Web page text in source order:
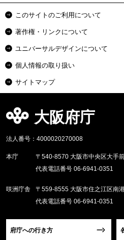
このサイトのご利用について
著作権・リンクについて
ユニバーサルデザインについて
個人情報の取り扱い
サイトマップ
大阪府庁
法人番号：4000020270008
本庁
〒540-8570 大阪市中央区大手
代表電話番号 06-6941-0351
咲洲庁舎
〒559-8555 大阪市住之江区南
代表電話番号 06-6941-0351
府庁への行き方